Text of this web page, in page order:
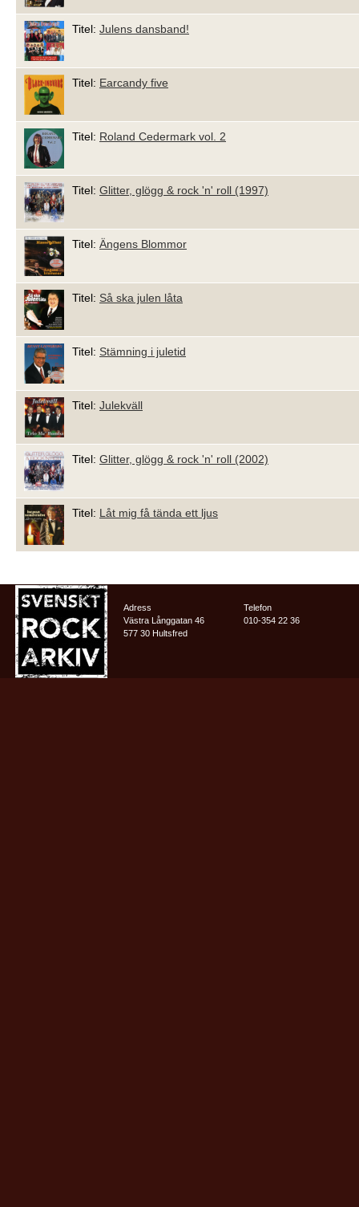
Titel: Julens dansband!
Titel: Earcandy five
Titel: Roland Cedermark vol. 2
Titel: Glitter, glögg & rock 'n' roll (1997)
Titel: Ängens Blommor
Titel: Så ska julen låta
Titel: Stämning i juletid
Titel: Julekväll
Titel: Glitter, glögg & rock 'n' roll (2002)
Titel: Låt mig få tända ett ljus
Adress
Västra Långgatan 46
577 30 Hultsfred
Telefon
010-354 22 36